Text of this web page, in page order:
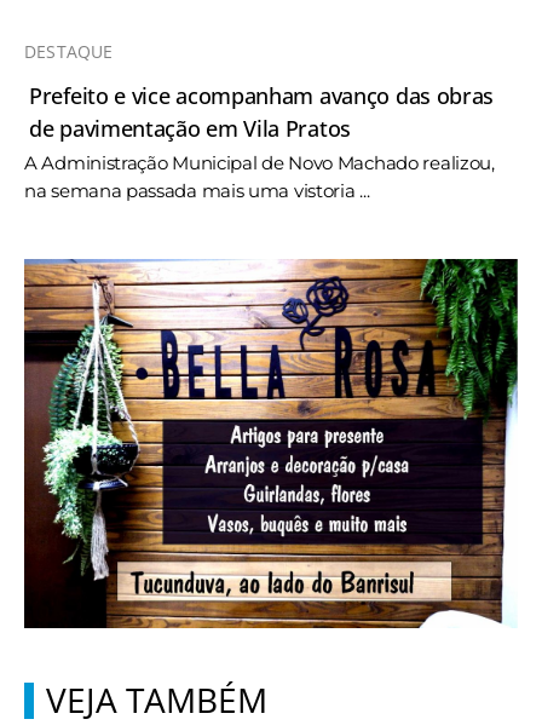
DESTAQUE
Prefeito e vice acompanham avanço das obras
de pavimentação em Vila Pratos
A Administração Municipal de Novo Machado realizou,
na semana passada mais uma vistoria ...
VEJA TAMBÉM